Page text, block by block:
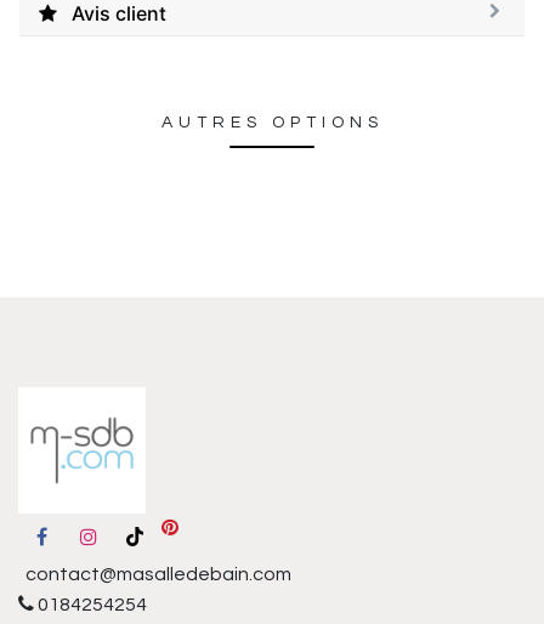
Avis client
AUTRES OPTIONS
contact@masalledebain.com
0184254254